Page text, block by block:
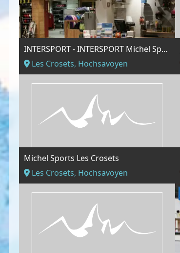
INTERSPORT - INTERSPORT Michel Sports Les Crosets
Les Crosets, Hochsavoyen
Michel Sports Les Crosets
Les Crosets, Hochsavoyen